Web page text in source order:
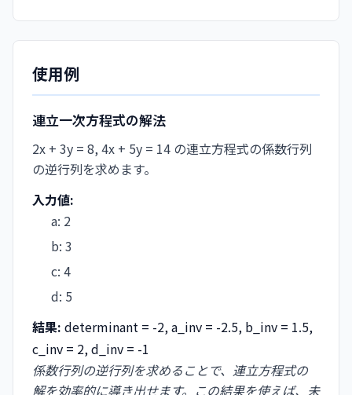
使用例
連立一次方程式の解法
2x + 3y = 8, 4x + 5y = 14 の連立方程式の係数行列
の逆行列を求めます。
入力値:
a: 2
b: 3
c: 4
d: 5
結果: determinant = -2, a_inv = -2.5, b_inv = 1.5,
c_inv = 2, d_inv = -1
係数行列の逆行列を求めることで、連立方程式の
解を効率的に導き出せます。この結果を使えば、未